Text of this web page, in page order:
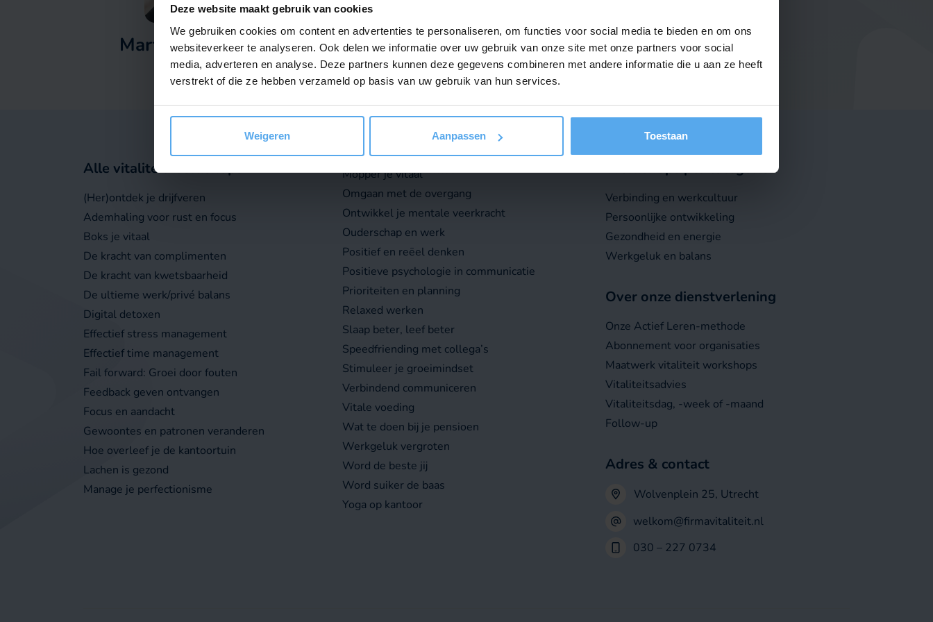
Deze website maakt gebruik van cookies
We gebruiken cookies om content en advertenties te personaliseren, om functies voor social media te bieden en om ons
websiteverkeer te analyseren. Ook delen we informatie over uw gebruik van onze site met onze partners voor social
media, adverteren en analyse. Deze partners kunnen deze gegevens combineren met andere informatie die u aan ze heeft
verstrekt of die ze hebben verzameld op basis van uw gebruik van hun services.
Weigeren Aanpassen Toestaan
Martijn Revenboer
Workshop adviseur
Offerte aanvragen Contact opnemen
Of bel ons op030 – 227 0734
Alle vitaliteit workshops
(Her)ontdek je drijfveren
Ademhaling voor rust en focus
Boks je vitaal
De kracht van complimenten
De kracht van kwetsbaarheid
De ultieme werk/privé balans
Digital detoxen
Effectief stress management
Effectief time management
Fail forward: Groei door fouten
Feedback geven ontvangen
Focus en aandacht
Gewoontes en patronen veranderen
Hoe overleef je de kantoortuin
Lachen is gezond
Manage je perfectionisme
Mindfulness op kantoor
Mopper je vitaal
Omgaan met de overgang
Ontwikkel je mentale veerkracht
Ouderschap en werk
Positief en reëel denken
Positieve psychologie in communicatie
Prioriteiten en planning
Relaxed werken
Slaap beter, leef beter
Speedfriending met collega’s
Stimuleer je groeimindset
Verbindend communiceren
Vitale voeding
Wat te doen bij je pensioen
Werkgeluk vergroten
Word de beste jij
Word suiker de baas
Yoga op kantoor
Workshops per categorie
Verbinding en werkcultuur
Persoonlijke ontwikkeling
Gezondheid en energie
Werkgeluk en balans
Over onze dienstverlening
Onze Actief Leren-methode
Abonnement voor organisaties
Maatwerk vitaliteit workshops
Vitaliteitsadvies
Vitaliteitsdag, -week of -maand
Follow-up
Adres & contact
Wolvenplein 25, Utrecht
welkom@firmavitaliteit.nl
030 – 227 0734